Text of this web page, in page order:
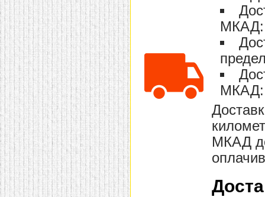
домашнем использовании.
Эта мебель имеет
некоторые преимущества
перед той же стенкой для
гостиной, к примеру,
поскольку она более
легкая и не загромождает
пространство. В спальне
этот предмет можно
поставить у изголовья
кровати, чтобы заполнить
пустующее там
место. Также стеллажи
очень часто используют в
качестве разграничителей
комнаты, например, на
рабочую зону и
пространство для отдыха.
Особенно это актуально
для однокомнатных
квартир.
МКАД:
МКАД:
МКАД